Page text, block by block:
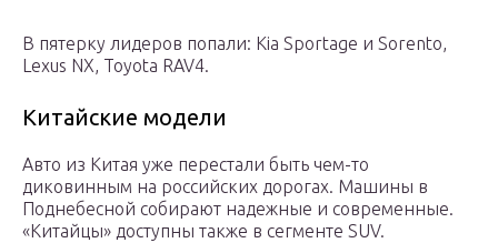
В пятерку лидеров попали: Kia Sportage и Sorento,
Lexus NX, Toyota RAV4.
Китайские модели
Авто из Китая уже перестали быть чем-то
диковинным на российских дорогах. Машины в
Поднебесной собирают надежные и современные.
«Китайцы» доступны также в сегменте SUV.